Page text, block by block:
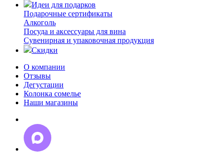
Идеи для подарков
Подарочные сертификаты
Алкоголь
Посуда и аксессуары для вина
Сувенирная и упаковочная продукция
Скидки
О компании
Отзывы
Дегустации
Колонка сомелье
Наши магазины